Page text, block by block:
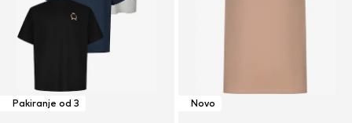
Pakiranje od 3 Novo